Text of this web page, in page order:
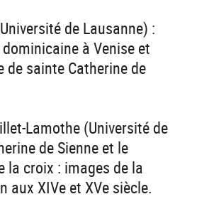
de Lausanne) :
dominicaine à Venise et
de sainte Catherine de
Lamothe (Université de
de Sienne et le
la croix : images de la
aux XIVe et XVe siècle.